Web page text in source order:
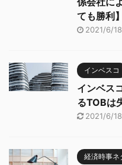
ても勝利】
2021/6/18
インベスコ
インベス
るTOBは
2021/6/18
経済時事ネ